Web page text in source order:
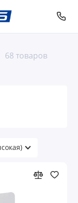
68 товаров